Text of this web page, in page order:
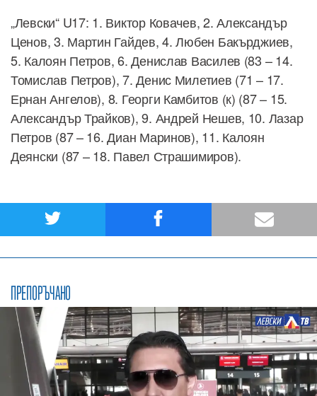
„Левски“ U17: 1. Виктор Ковачев, 2. Александър
Ценов, 3. Мартин Гайдев, 4. Любен Бакърджиев,
5. Калоян Петров, 6. Денислав Василев (83 – 14.
Томислав Петров), 7. Денис Милетиев (71 – 17.
Ернан Ангелов), 8. Георги Камбитов (к) (87 – 15.
Александър Трайков), 9. Андрей Нешев, 10. Лазар
Петров (87 – 16. Диан Маринов), 11. Калоян
Деянски (87 – 18. Павел Страшимиров).
ПРЕПОРЪЧАНО